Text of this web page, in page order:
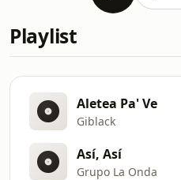
Playlist
Aletea Pa' Ve
Giblack
Así, Así
Grupo La Onda